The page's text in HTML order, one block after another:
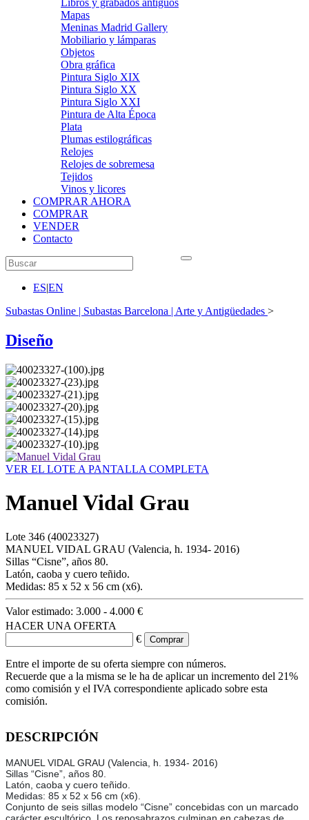
Libros y grabados antiguos
Mapas
Meninas Madrid Gallery
Mobiliario y lámparas
Objetos
Obra gráfica
Pintura Siglo XIX
Pintura Siglo XX
Pintura Siglo XXI
Pintura de Alta Época
Plata
Plumas estilográficas
Relojes
Relojes de sobremesa
Tejidos
Vinos y licores
COMPRAR AHORA
COMPRAR
VENDER
Contacto
ES|EN
Subastas Online | Subastas Barcelona | Arte y Antigüedades >
Diseño
VER EL LOTE A PANTALLA COMPLETA
Manuel Vidal Grau
Lote 346 (40023327)
MANUEL VIDAL GRAU (Valencia, h. 1934- 2016)
Sillas “Cisne”, años 80.
Latón, caoba y cuero teñido.
Medidas: 85 x 52 x 56 cm (x6).
Valor estimado: 3.000 - 4.000 €
HACER UNA OFERTA
€
Entre el importe de su oferta siempre con números.
Recuerde que a la misma se le ha de aplicar un incremento del 21%
como comisión y el IVA correspondiente aplicado sobre esta
comisión.
DESCRIPCIÓN
MANUEL VIDAL GRAU (Valencia, h. 1934- 2016)
Sillas “Cisne”, años 80.
Latón, caoba y cuero teñido.
Medidas: 85 x 52 x 56 cm (x6).
Conjunto de seis sillas modelo “Cisne” concebidas con un marcado